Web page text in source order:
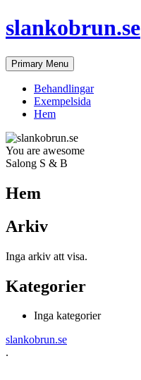
Skip
to
slankobrun.se
Primary Menu
Behandlingar
Exempelsida
Hem
You are awesome
Salong S & B
Hem
Arkiv
Inga arkiv att visa.
Kategorier
Inga kategorier
slankobrun.se
.